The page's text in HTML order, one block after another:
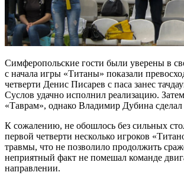
Симферопольские гости были уверены в
с начала игры «Титаны» показали
четверти Денис Писарев с паса занес
Суслов удачно исполнил реализацию.
«Таврам», однако Владимир Дубина сделал
К сожалению, не обошлось без сильных
первой четверти несколько игроков
травмы, что не позволило продолжить
неприятный факт не помешал команде
направлении.